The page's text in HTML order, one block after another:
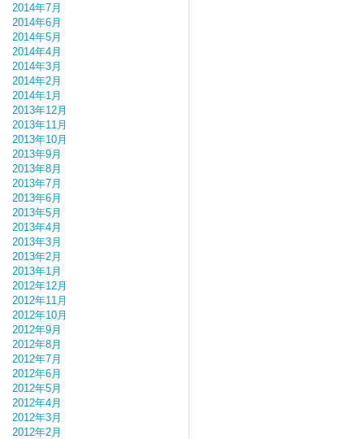
2014年7月
2014年6月
2014年5月
2014年4月
2014年3月
2014年2月
2014年1月
2013年12月
2013年11月
2013年10月
2013年9月
2013年8月
2013年7月
2013年6月
2013年5月
2013年4月
2013年3月
2013年2月
2013年1月
2012年12月
2012年11月
2012年10月
2012年9月
2012年8月
2012年7月
2012年6月
2012年5月
2012年4月
2012年3月
2012年2月